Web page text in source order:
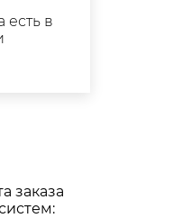
есть в
заказа